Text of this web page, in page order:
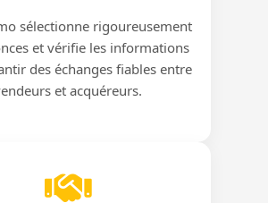
sélectionne rigoureusement
et vérifie les informations
des échanges fiables entre
et acquéreurs.